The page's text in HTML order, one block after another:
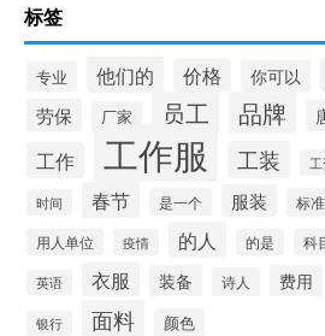
标签
专业 他们的 价格 你可以
劳保 厂家 员工 品牌
工作 工作服 工装
时间 春节 是一个 服装 标准
用人单位 疫情 的人 的是 科
英语 衣服 装备 诗人 费用
银行 面料 颜色